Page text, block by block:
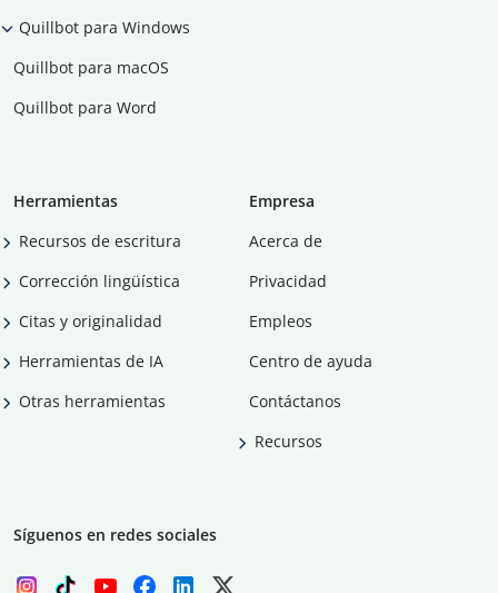
Quillbot para Windows
Quillbot para macOS
Quillbot para Word
Herramientas
Recursos de escritura
Corrección lingüística
Citas y originalidad
Herramientas de IA
Otras herramientas
Empresa
Acerca de
Privacidad
Empleos
Centro de ayuda
Contáctanos
Recursos
Síguenos en redes sociales